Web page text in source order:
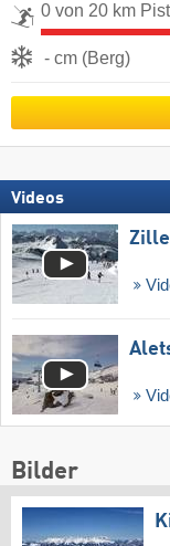
0 von 20 km
- cm (Berg)
Videos
Bilder